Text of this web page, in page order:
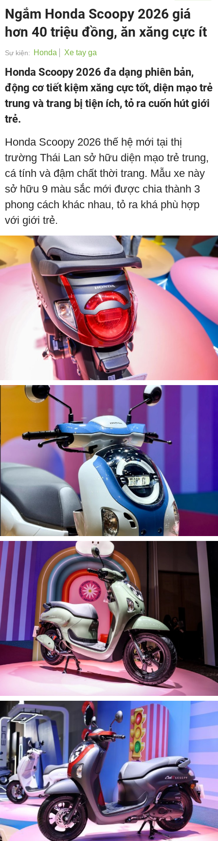
Ngắm Honda Scoopy 2026 giá
hơn 40 triệu đồng, ăn xăng cực ít
Sự kiện: Honda Xe tay ga
Honda Scoopy 2026 đa dạng phiên bản,
động cơ tiết kiệm xăng cực tốt, diện mạo trẻ
trung và trang bị tiện ích, tỏ ra cuốn hút giới
trẻ.
Honda Scoopy 2026 thế hệ mới tại thị
trường Thái Lan sở hữu diện mạo trẻ trung,
cá tính và đậm chất thời trang. Mẫu xe này
sở hữu 9 màu sắc mới được chia thành 3
phong cách khác nhau, tỏ ra khá phù hợp
với giới trẻ.